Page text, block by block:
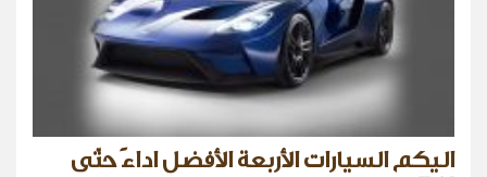
اليكم السيارات الأربعة الأفضل اداءً حتّى